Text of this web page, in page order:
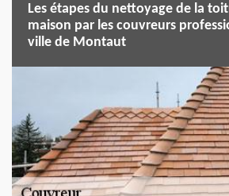
Les étapes du nettoyage de la
maison par les couvreurs
ville de Montaut